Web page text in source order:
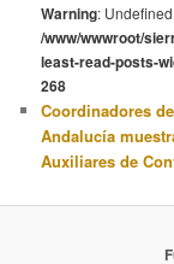
Warning:
/www/wwwroot/
least-read-posts-
268
Coordinadores
Andalucía
Auxiliares de